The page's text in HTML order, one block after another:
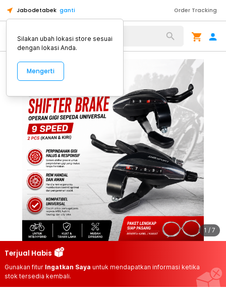
Jabodetabek ganti Order Tracking
Alat Kopi
1 / 7
Terjual Habis
Gunakan fitur Ingatkan Saya untuk mendapatkan informasi ketika
stok tersedia kembali.
Silakan ubah lokasi store sesuai
dengan lokasi Anda.
Mengerti